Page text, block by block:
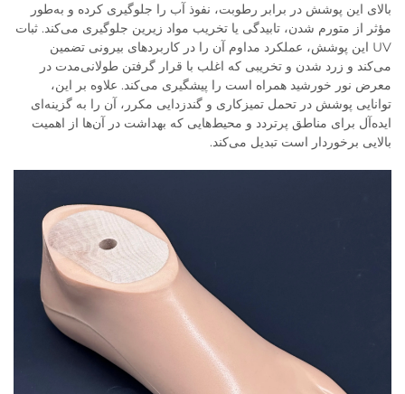
بالای این پوشش در برابر رطوبت، نفوذ آب را جلوگیری کرده و به‌طور
مؤثر از متورم شدن، تابیدگی یا تخریب مواد زیرین جلوگیری می‌کند. ثبات
UV این پوشش، عملکرد مداوم آن را در کاربردهای بیرونی تضمین
می‌کند و زرد شدن و تخریبی که اغلب با قرار گرفتن طولانی‌مدت در
معرض نور خورشید همراه است را پیشگیری می‌کند. علاوه بر این،
توانایی پوشش در تحمل تمیزکاری و گندزدایی مکرر، آن را به گزینه‌ای
ایده‌آل برای مناطق پرتردد و محیط‌هایی که بهداشت در آن‌ها از اهمیت
بالایی برخوردار است تبدیل می‌کند.